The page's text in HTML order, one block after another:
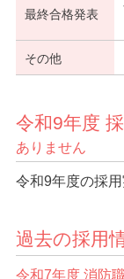
最終合格発表
その他
令和9年度
ありません
令和9年度の採用
過去の採用
令和7年度 消防